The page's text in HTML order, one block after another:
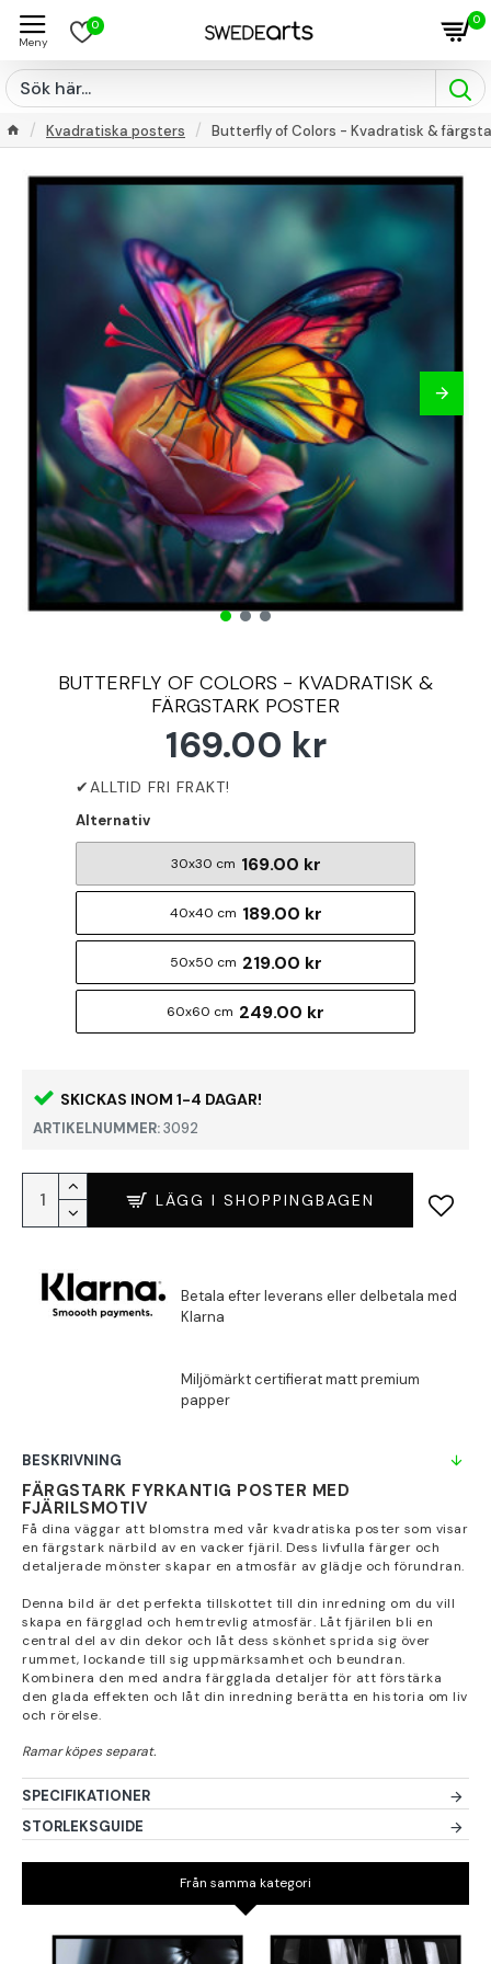
0 0
Kvadratiska posters Butterfly of Colors - Kvadratisk &
BUTTERFLY OF COLORS - KVADRATISK &
FÄRGSTARK POSTER
SKICKAS INOM 1-4 DAGAR!
ARTIKELNUMMER:3092
169.00 kr
Alternativ
30x30 cm 169.00 kr
40x40 cm 189.00 kr
50x50 cm 219.00 kr
60x60 cm 249.00 kr
LÄGG I SHOPPINGBAGEN
BESKRIVNING
FÄRGSTARK FYRKANTIG POSTER MED
FJÄRILSMOTIV
Få dina väggar att blomstra med vår kvadratiska poster som visar
en färgstark närbild av en vacker fjäril. Dess livfulla färger och
detaljerade mönster skapar en atmosfär av glädje och förundran.
Denna bild är det perfekta tillskottet till din inredning om du vill
skapa en färgglad och hemtrevlig atmosfär. Låt fjärilen bli en
central del av din dekor och låt dess skönhet sprida sig över
rummet, lockande till sig uppmärksamhet och beundran.
Kombinera den med andra färgglada detaljer för att förstärka
den glada effekten och låt din inredning berätta en historia om liv
och rörelse.
SPECIFIKATIONER
STORLEKSGUIDE
Från samma kategori